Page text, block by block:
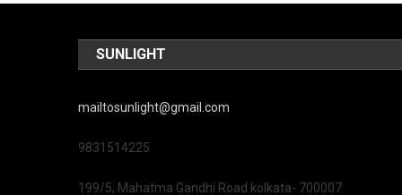
SUNLIGHT
mailtosunlight@gmail.com
9831514225
199/5, Mahatma Gandhi Road kolkata- 700007